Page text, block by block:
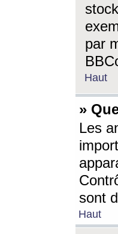
par
Haut
»
Les
sont
Haut